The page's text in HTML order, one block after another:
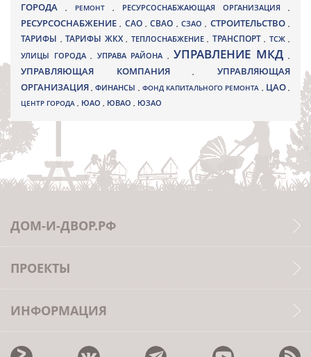
ГОРОДА
, РЕМОНТ , РЕСУРСОСНАБЖАЮЩАЯ ОРГАНИЗАЦИЯ ,
РЕСУРСОСНАБЖЕНИЕ, САО,СВАО ,СЗАО, СТРОИТЕЛЬСТВО,
ТАРИФЫ , ТАРИФЫ ЖКХ , ТЕПЛОСНАБЖЕНИЕ , ТРАНСПОРТ , ТСЖ ,
УЛИЦЫ ГОРОДА , УПРАВА РАЙОНА , УПРАВЛЕНИЕ МКД ,
УПРАВЛЯЮЩАЯ КОМПАНИЯ,УПРАВЛЯЮЩАЯ
ОРГАНИЗАЦИЯ,ФИНАНСЫ , ФОНД КАПИТАЛЬНОГО РЕМОНТА , ЦАО,
ЦЕНТР ГОРОДА , ЮАО , ЮВАО , ЮЗАО
ДОМ-И-ДВОР.РФ
ПРОЕКТЫ
ИНФОРМАЦИЯ